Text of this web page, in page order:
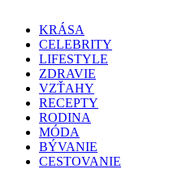
KRÁSA
CELEBRITY
LIFESTYLE
ZDRAVIE
VZŤAHY
RECEPTY
RODINA
MÓDA
BÝVANIE
CESTOVANIE